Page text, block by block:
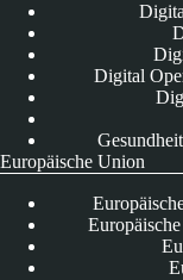
Digital
Europäische Union